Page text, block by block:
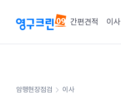
간편견적 이사
암행현장점검 이사